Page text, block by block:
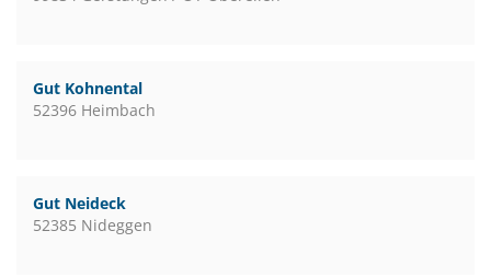
Gut Kohnental
52396 Heimbach
Gut Neideck
52385 Nideggen